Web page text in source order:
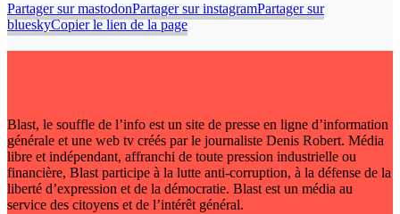
Partager sur mastodonPartager sur instagramPartager sur
blueskyCopier le lien de la page
Blast, le souffle de l’info est un site de presse en ligne d’information
générale et une web tv créés par le journaliste Denis Robert. Média
libre et indépendant, affranchi de toute pression industrielle ou
financière, Blast participe à la lutte anti-corruption, à la défense de la
liberté d’expression et de la démocratie. Blast est un média au
service des citoyens et de l’intérêt général.